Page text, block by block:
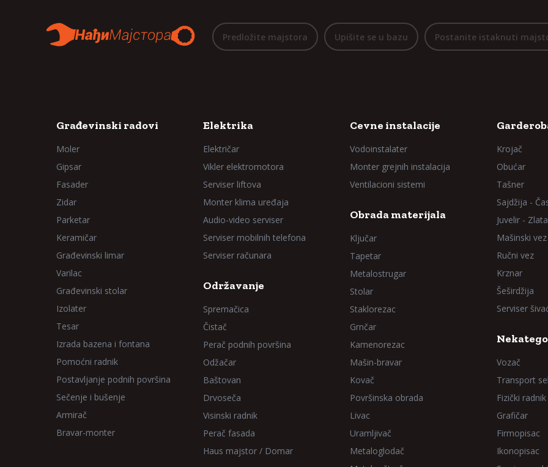
Predložite majstora Upišite se u bazu Postanite istaknuti
Građevinski radovi
Moler
Gipsar
Fasader
Zidar
Parketar
Keramičar
Građevinski limar
Varilac
Građevinski stolar
Izolater
Tesar
Izrada bazena i fontana
Pomoćni radnik
Postavljanje podnih površina
Sečenje i bušenje
Armirač
Bravar-monter
Elektrika
Električar
Vikler elektromotora
Serviser liftova
Monter klima uređaja
Audio-video serviser
Serviser mobilnih telefona
Serviser računara
Održavanje
Spremačica
Čistač
Perač podnih površina
Odžačar
Baštovan
Drvoseča
Visinski radnik
Perač fasada
Haus majstor / Domar
Cevne instalacije
Vodoinstalater
Monter grejnih instalacija
Ventilacioni sistemi
Obrada materijala
Ključar
Tapetar
Metalostrugar
Stolar
Staklorezac
Grnčar
Kamenorezac
Mašin-bravar
Kovač
Površinska obrada
Livac
Uramljivač
Metaloglodač
Krojač
Obućar
Tašner
Sajdžija -
Juvelir -
Mašinski vez
Ručni vez
Krznar
Šeširdžija
Serviser
Vozač
Transport
Fizički radnik
Grafičar
Firmopisac
Ikonopisac